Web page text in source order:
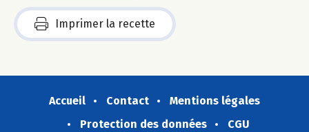
Imprimer la recette
Accueil Contact
Mentions légales
Protection des données
CGU